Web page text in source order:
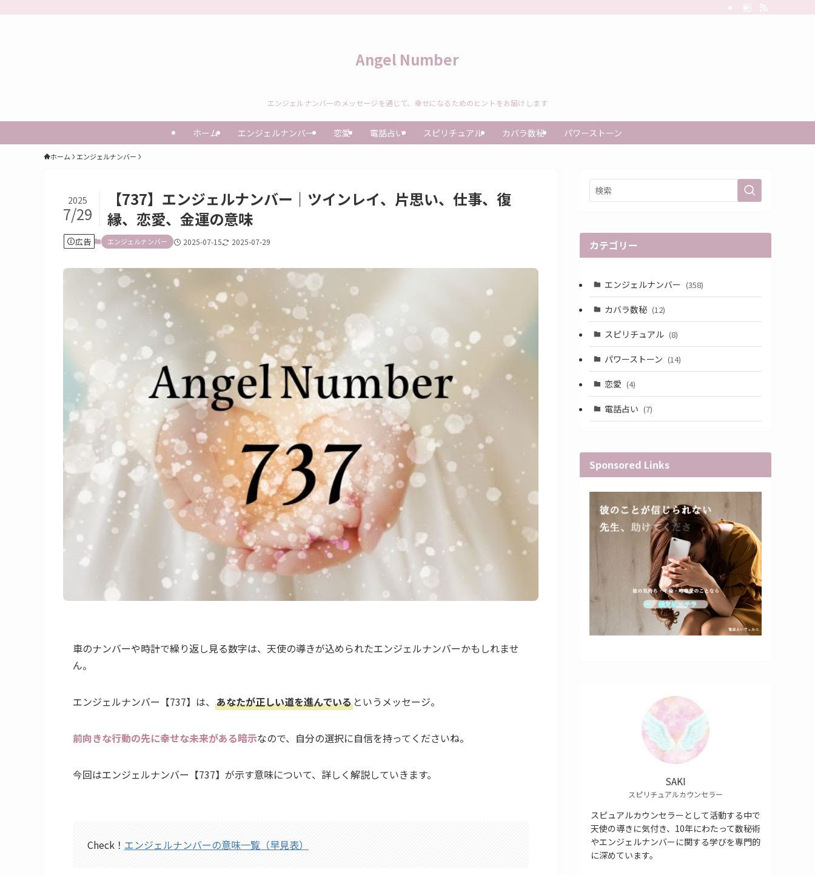
Angel Number
エンジェルナンバーのメッセージを通じて、幸せになるためのヒントをお届けします
ホーム エンジェルナンバー 恋愛 電話占い スピリチュアル カバラ数秘 パワーストーン
ホーム エンジェルナンバー
【737】エンジェルナンバー｜ツインレイ、片思い、仕事、復
縁、恋愛、金運の意味
2025
7/29
広告 エンジェルナンバー 2025-07-15 2025-07-29
車のナンバーや時計で繰り返し見る数字は、天使の導きが込められたエンジェルナンバーかもしれませ
ん。
エンジェルナンバー【737】は、 あなたが正しい道を進んでいる というメッセージ。
前向きな行動の先に幸せな未来がある暗示なので、自分の選択に自信を持ってくださいね。
今回はエンジェルナンバー【737】が示す意味について、詳しく解説していきます。
Check！ エンジェルナンバーの意味一覧（早見表）
カテゴリー
エンジェルナンバー (358)
カバラ数秘 (12)
スピリチュアル (8)
パワーストーン (14)
恋愛 (4)
電話占い (7)
Sponsored Links
SAKI
スピリチュアルカウンセラー
スピュアルカウンセラーとして活動する中で
天使の導きに気付き、10年にわたって数秘術
やエンジェルナンバーに関する学びを専門的
に深めています。